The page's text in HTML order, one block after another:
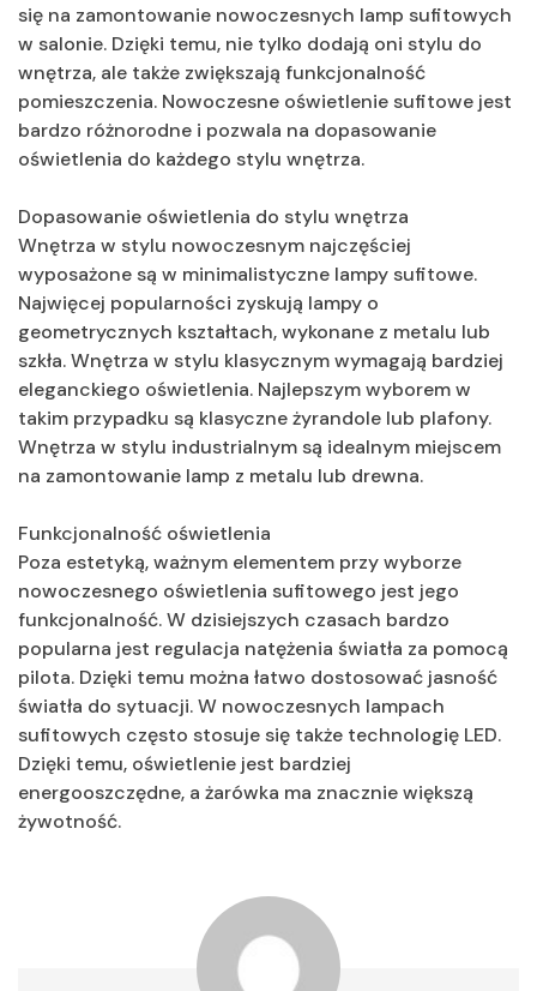
się na zamontowanie nowoczesnych lamp sufitowych
w salonie. Dzięki temu, nie tylko dodają oni stylu do
wnętrza, ale także zwiększają funkcjonalność
pomieszczenia. Nowoczesne oświetlenie sufitowe jest
bardzo różnorodne i pozwala na dopasowanie
oświetlenia do każdego stylu wnętrza.
Dopasowanie oświetlenia do stylu wnętrza
Wnętrza w stylu nowoczesnym najczęściej
wyposażone są w minimalistyczne lampy sufitowe.
Najwięcej popularności zyskują lampy o
geometrycznych kształtach, wykonane z metalu lub
szkła. Wnętrza w stylu klasycznym wymagają bardziej
eleganckiego oświetlenia. Najlepszym wyborem w
takim przypadku są klasyczne żyrandole lub plafony.
Wnętrza w stylu industrialnym są idealnym miejscem
na zamontowanie lamp z metalu lub drewna.
Funkcjonalność oświetlenia
Poza estetyką, ważnym elementem przy wyborze
nowoczesnego oświetlenia sufitowego jest jego
funkcjonalność. W dzisiejszych czasach bardzo
popularna jest regulacja natężenia światła za pomocą
pilota. Dzięki temu można łatwo dostosować jasność
światła do sytuacji. W nowoczesnych lampach
sufitowych często stosuje się także technologię LED.
Dzięki temu, oświetlenie jest bardziej
energooszczędne, a żarówka ma znacznie większą
żywotność.